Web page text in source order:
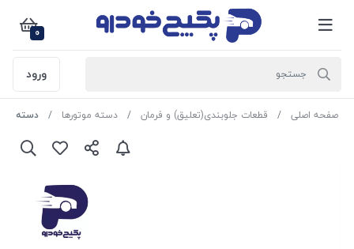
0
ورود
صفحه اصلی قطعات جلوبندی(تعلیق) و فرمان دسته موتورها دسته موتور